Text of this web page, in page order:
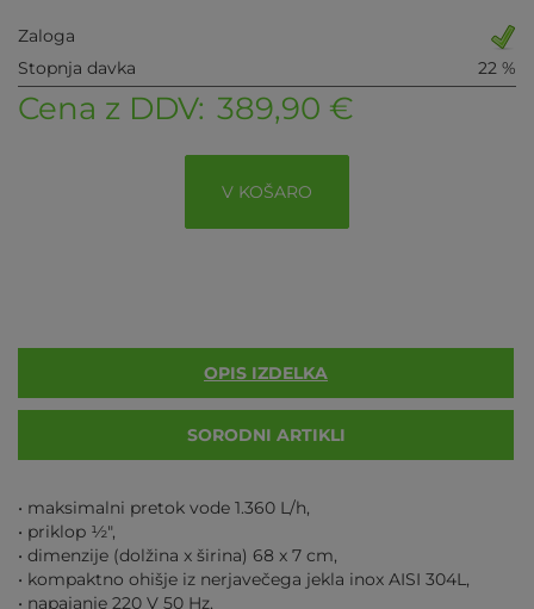
Zaloga
Stopnja davka
22 %
Cena z DDV: 389,90 €
V KOŠARO
OPIS IZDELKA
SORODNI ARTIKLI
• maksimalni pretok vode 1.360 L/h,
• priklop ½",
• dimenzije (dolžina x širina) 68 x 7 cm,
• kompaktno ohišje iz nerjavečega jekla inox AISI 304L,
• napajanje 220 V 50 Hz,